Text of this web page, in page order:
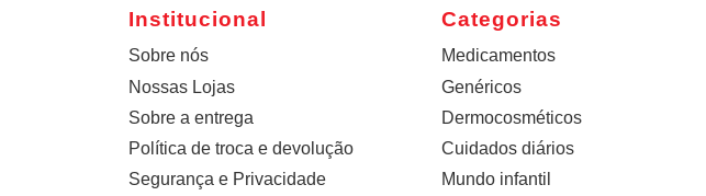
Institucional
Sobre nós
Nossas Lojas
Sobre a entrega
Política de troca e devolução
Segurança e Privacidade
Categorias
Medicamentos
Genéricos
Dermocosméticos
Cuidados diários
Mundo infantil